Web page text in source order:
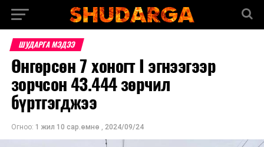
ШУДАРГА МЭДЭЭ
Өнгөрсөн 7 хоногт I эгнээгээр
зорчсон 43.444 зөрчил
бүртгэгджээ
Огноо: 1 жил 10 сар.өмнө , 2024/09/24